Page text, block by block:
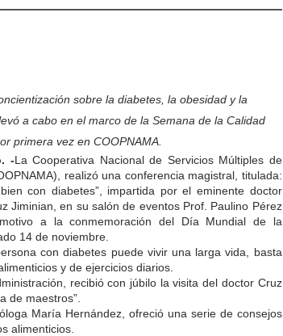
sobre la diabetes, la obesidad y la
a cabo en el marco de la Semana de la Calidad
primera vez en COOPNAMA.
-La Cooperativa Nacional de Servicios Múltiples de
realizó una conferencia magistral, titulada:
con diabetes”, impartida por el eminente doctor
Jiminian, en su salón de eventos Prof. Paulino Pérez
a la conmemoración del Día Mundial de la
14 de noviembre.
con diabetes puede vivir una larga vida, basta
y de ejercicios diarios.
recibió con júbilo la visita del doctor Cruz
de maestros”.
María Hernández, ofreció una serie de consejos
alimenticios.